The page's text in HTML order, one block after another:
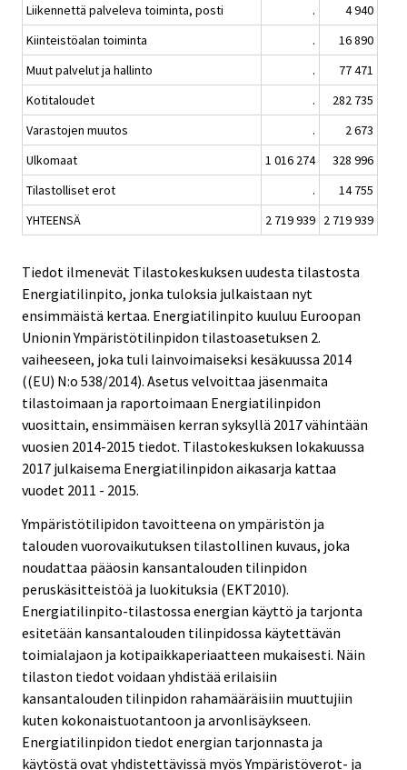
Liikennettä palveleva toiminta, posti
.
4 940
Kiinteistöalan toiminta
.
16 890
Muut palvelut ja hallinto
.
77 471
Kotitaloudet
.
282 735
Varastojen muutos
.
2 673
Ulkomaat
1 016 274
328 996
Tilastolliset erot
.
14 755
YHTEENSÄ
2 719 939 2 719 939
Tiedot ilmenevät Tilastokeskuksen uudesta tilastosta
Energiatilinpito, jonka tuloksia julkaistaan nyt
ensimmäistä kertaa. Energiatilinpito kuuluu Euroopan
Unionin Ympäristötilinpidon tilastoasetuksen 2.
vaiheeseen, joka tuli lainvoimaiseksi kesäkuussa 2014
((EU) N:o 538/2014). Asetus velvoittaa jäsenmaita
tilastoimaan ja raportoimaan Energiatilinpidon
vuosittain, ensimmäisen kerran syksyllä 2017 vähintään
vuosien 2014-2015 tiedot. Tilastokeskuksen lokakuussa
2017 julkaisema Energiatilinpidon aikasarja kattaa
vuodet 2011 - 2015.
Ympäristötilipidon tavoitteena on ympäristön ja
talouden vuorovaikutuksen tilastollinen kuvaus, joka
noudattaa pääosin kansantalouden tilinpidon
peruskäsitteistöä ja luokituksia (EKT2010).
Energiatilinpito-tilastossa energian käyttö ja tarjonta
esitetään kansantalouden tilinpidossa käytettävän
toimialajaon ja kotipaikkaperiaatteen mukaisesti. Näin
tilaston tiedot voidaan yhdistää erilaisiin
kansantalouden tilinpidon rahamääräisiin muuttujiin
kuten kokonaistuotantoon ja arvonlisäykseen.
Energiatilinpidon tiedot energian tarjonnasta ja
käytöstä ovat yhdistettävissä myös Ympäristöverot- ja